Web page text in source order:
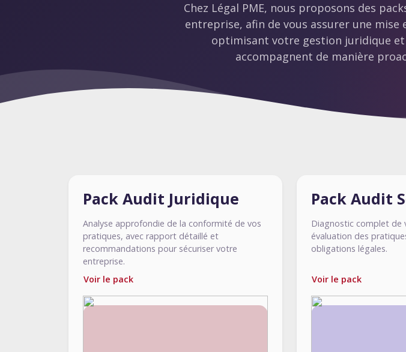
Chez Légal PME, nous proposons des
entreprise, afin de vous assurer une
optimisant votre gestion juridique
accompagnent de manière
Pack Audit Juridique
Analyse approfondie de la conformité de vos
pratiques, avec rapport détaillé et
recommandations pour sécuriser votre
entreprise.
Voir le pack
Pack Audit
Diagnostic complet de
évaluation des
obligations légales.
Voir le pack